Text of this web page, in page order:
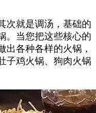
次就是调汤，基础的
。当您把这些核心的
出各种各样的火锅，
子鸡火锅、狗肉火锅